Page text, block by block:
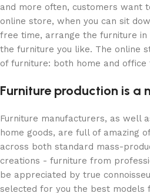
and more often, customers want
online store, when you can sit
free time, arrange the furniture
the furniture you like. The online
of furniture: both home and
Furniture production is a
Furniture manufacturers, as well
home goods, are full of amazing
across both standard mass-
creations - furniture from
be appreciated by true
selected for you the best models